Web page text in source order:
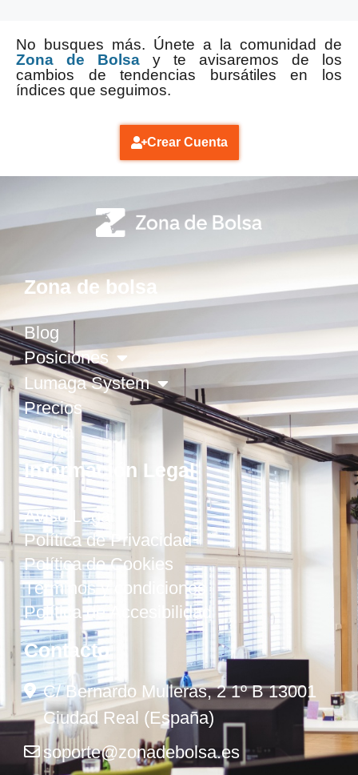
No busques más. Únete a la comunidad de
Zona de Bolsa y te avisaremos de los
cambios de tendencias bursátiles en los
índices que seguimos.
Crear Cuenta
Zona de bolsa
Blog
Posiciones
Lumaga System
Precios
Ayuda
Información Legal
Aviso Legal
Política de Privacidad
Política de Cookies
Términos y condiciones
Política de Accesibilidad
Contacto
C/ Bernardo Mulleras, 2 1º B 13001
Ciudad Real (España)
soporte@zonadebolsa.es